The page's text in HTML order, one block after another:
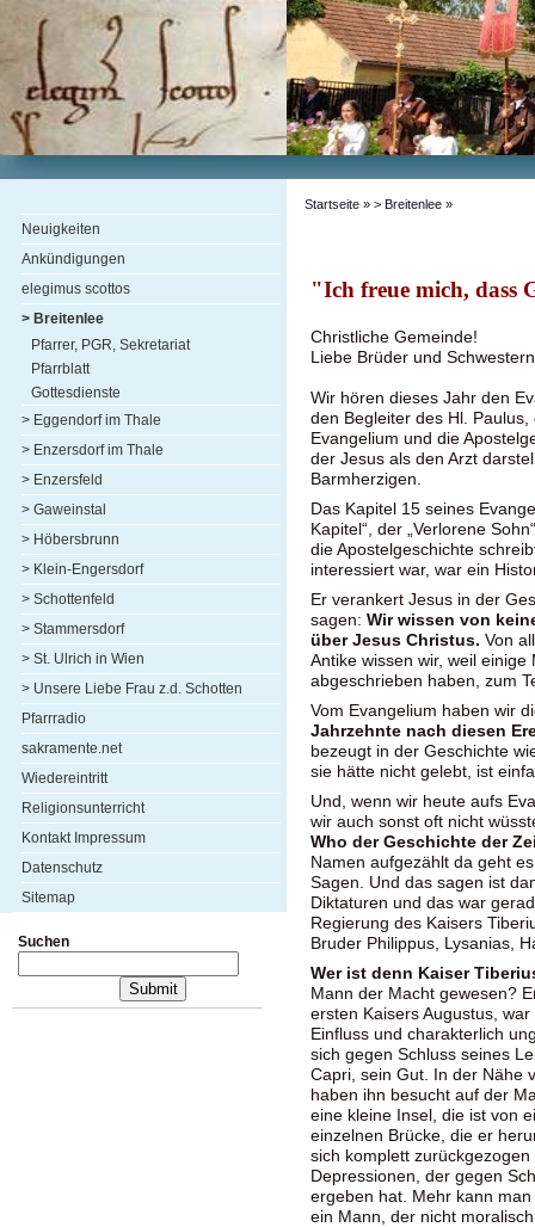
Neuigkeiten
Ankündigungen
elegimus scottos
> Breitenlee
Pfarrer, PGR, Sekretariat
Pfarrblatt
Gottesdienste
> Eggendorf im Thale
> Enzersdorf im Thale
> Enzersfeld
> Gaweinstal
> Höbersbrunn
> Klein-Engersdorf
> Schottenfeld
> Stammersdorf
> St. Ulrich in Wien
> Unsere Liebe Frau z.d. Schotten
Pfarrradio
sakramente.net
Wiedereintritt
Religionsunterricht
Kontakt Impressum
Datenschutz
Sitemap
Suchen
Startseite » > Breitenlee »
"Ich freue mich, dass
Christliche Gemeinde!
Liebe Brüder und
Wir hören dieses Jahr den
den Begleiter des Hl.
Evangelium und die
der Jesus als den Arzt
Barmherzigen.
Das Kapitel 15 seines
Kapitel“, der „Verlorene
die Apostelgeschichte
interessiert war, war ein
Er verankert Jesus in der
sagen: Wir wissen von
über Jesus Christus. Von
Antike wissen wir, weil
abgeschrieben haben, zum
Vom Evangelium haben wir
Jahrzehnte nach diesen
bezeugt in der Geschichte
sie hätte nicht gelebt, ist
Und, wenn wir heute aufs
wir auch sonst oft nicht
Who der Geschichte der
Namen aufgezählt da geht
Sagen. Und das sagen ist
Diktaturen und das war
Regierung des Kaisers
Bruder Philippus, Lysanias,
Wer ist denn Kaiser
Mann der Macht gewesen?
ersten Kaisers Augustus,
Einfluss und charakterlich
sich gegen Schluss seines
Capri, sein Gut. In der Nähe
haben ihn besucht auf der
eine kleine Insel, die ist von
einzelnen Brücke, die er
sich komplett
Depressionen, der gegen
ergeben hat. Mehr kann
ein Mann, der nicht